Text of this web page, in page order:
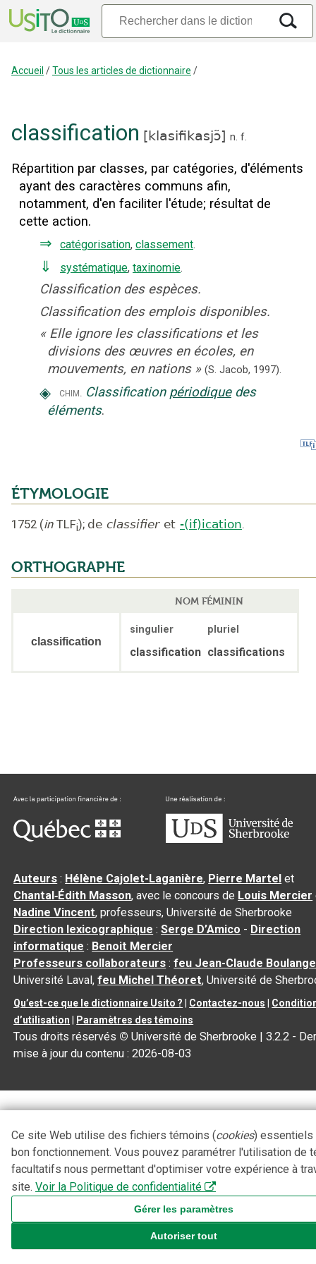
Accueil /Tous les articles de dictionnaire /
classification [klasifikasjɔ̃] n. f.
Répartition par classes, par catégories, d'éléments
ayant des caractères communs afin,
notamment, d'en faciliter l'étude; résultat de
cette action.
⇒ catégorisation, classement.
⇓ systématique, taxinomie.
Classification des espèces.
Classification des emplois disponibles.
« Elle ignore les classifications et les
divisions des œuvres en écoles, en
mouvements, en nations » (S. Jacob, 1997).
◈ chim. Classification périodique des
éléments.
ÉTYMOLOGIE
1752 (in TLFi); de classifier et -(if)ication.
ORTHOGRAPHE
NOM FÉMININ
classification
singulier pluriel
classification classifications
Auteurs : Hélène Cajolet-Laganière, Pierre Martel et
Chantal‑Édith Masson, avec le concours de Louis Mercier
Nadine Vincent, professeurs, Université de Sherbrooke
Direction lexicographique :Serge D’Amico - Direction
informatique : Benoit Mercier
Professeurs collaborateurs :feu Jean-Claude
Université Laval,feu Michel Théoret, Université de
Qu’est-ce que le dictionnaire Usito ? Contactez-nous
d’utilisation
Paramètres des témoins
Tous droits réservés © Université de Sherbrooke |3.2.2 -
mise à jour du contenu :2026-08-03
Ce site Web utilise des fichiers témoins (cookies) essentiels
bon fonctionnement. Vous pouvez paramétrer l'utilisation de
facultatifs nous permettant d'optimiser votre expérience à
site. Voir la Politique de confidentialité
Gérer les paramètres
Autoriser tout